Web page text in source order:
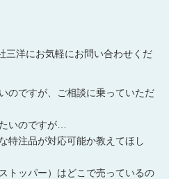
三洋にお気軽にお問い合わせくだ
のですが、ご相談に乗っていただ
いのですが…
特注品が対応可能か教えてほし
トッパー）はどこで売っているの